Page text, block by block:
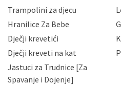
zaposlenicima kojima su
slučajevima koji su
da možete u svako doba,
zatražiti prestanak
podataka. Opoziv privole
gore navedenu adresu ili
Trampolini za djecu
Hranilice Za Bebe
Dječji krevetići
Dječji kreveti na kat
Jastuci za Trudnice [Za
Spavanje i Dojenje]